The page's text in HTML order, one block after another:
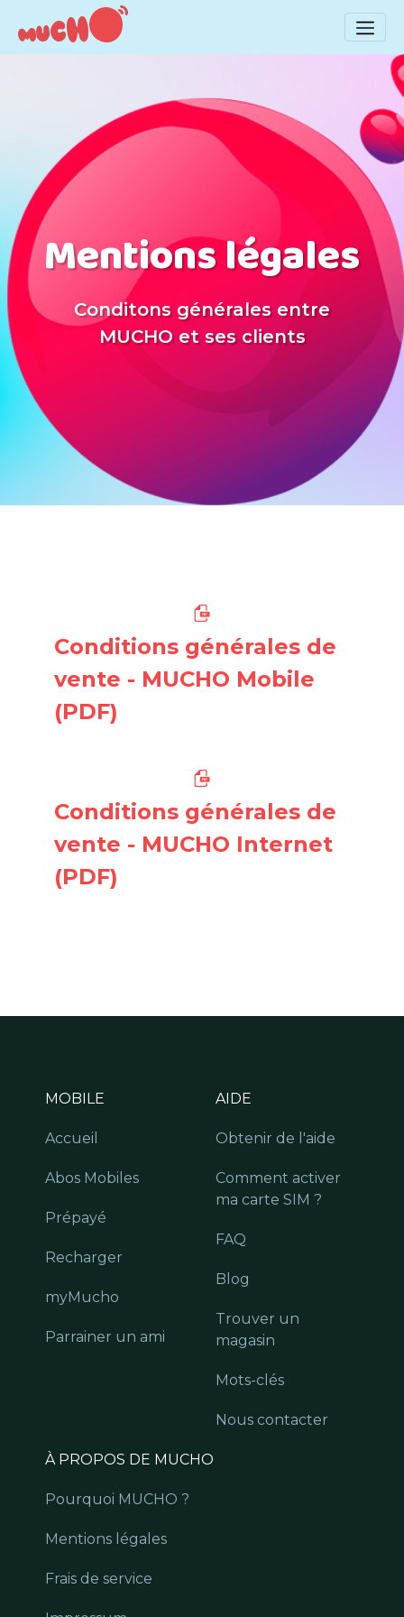
Mentions légales
Conditons générales entre
MUCHO et ses clients
Conditions générales de
vente - MUCHO Mobile
(PDF)
Conditions générales de
vente - MUCHO Internet
(PDF)
MOBILE
Accueil
Abos Mobiles
Prépayé
Recharger
myMucho
Parrainer un ami
AIDE
Obtenir de l'aide
Comment activer
ma carte SIM ?
FAQ
Blog
Trouver un
magasin
Mots-clés
Nous contacter
À PROPOS DE MUCHO
Pourquoi MUCHO ?
Mentions légales
Frais de service